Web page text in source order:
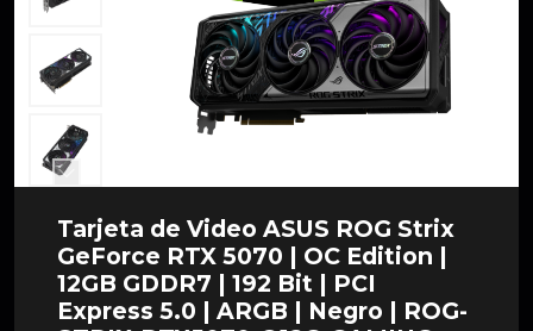
Tarjeta de Video ASUS ROG Strix
GeForce RTX 5070 | OC Edition |
12GB GDDR7 | 192 Bit | PCI
Express 5.0 | ARGB | Negro | ROG-